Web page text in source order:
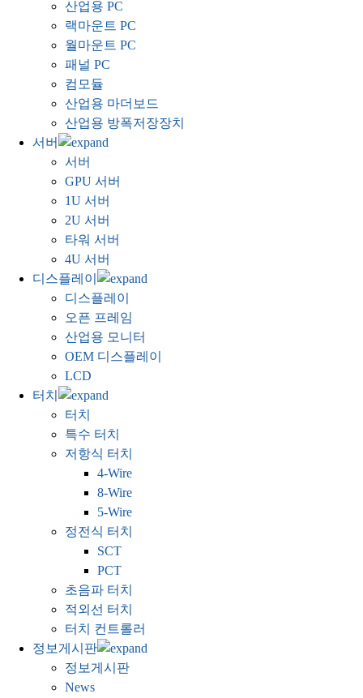
산업용 PC
랙마운트 PC
월마운트 PC
패널 PC
컴모듈
산업용 마더보드
산업용 방폭저장장치
서버
서버
GPU 서버
1U 서버
2U 서버
타워 서버
4U 서버
디스플레이
디스플레이
오픈 프레임
산업용 모니터
OEM 디스플레이
LCD
터치
터치
특수 터치
저항식 터치
4-Wire
8-Wire
5-Wire
정전식 터치
SCT
PCT
초음파 터치
적외선 터치
터치 컨트롤러
정보게시판
정보게시판
News